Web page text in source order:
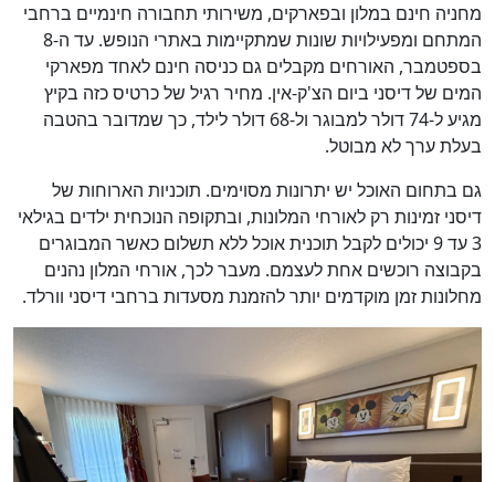
מחניה חינם במלון ובפארקים, משירותי תחבורה חינמיים ברחבי
המתחם ומפעילויות שונות שמתקיימות באתרי הנופש. עד ה-8
בספטמבר, האורחים מקבלים גם כניסה חינם לאחד מפארקי
המים של דיסני ביום הצ'ק-אין. מחיר רגיל של כרטיס כזה בקיץ
מגיע ל-74 דולר למבוגר ול-68 דולר לילד, כך שמדובר בהטבה
בעלת ערך לא מבוטל.
גם בתחום האוכל יש יתרונות מסוימים. תוכניות הארוחות של
דיסני זמינות רק לאורחי המלונות, ובתקופה הנוכחית ילדים בגילאי
3 עד 9 יכולים לקבל תוכנית אוכל ללא תשלום כאשר המבוגרים
בקבוצה רוכשים אחת לעצמם. מעבר לכך, אורחי המלון נהנים
מחלונות זמן מוקדמים יותר להזמנת מסעדות ברחבי דיסני וורלד.